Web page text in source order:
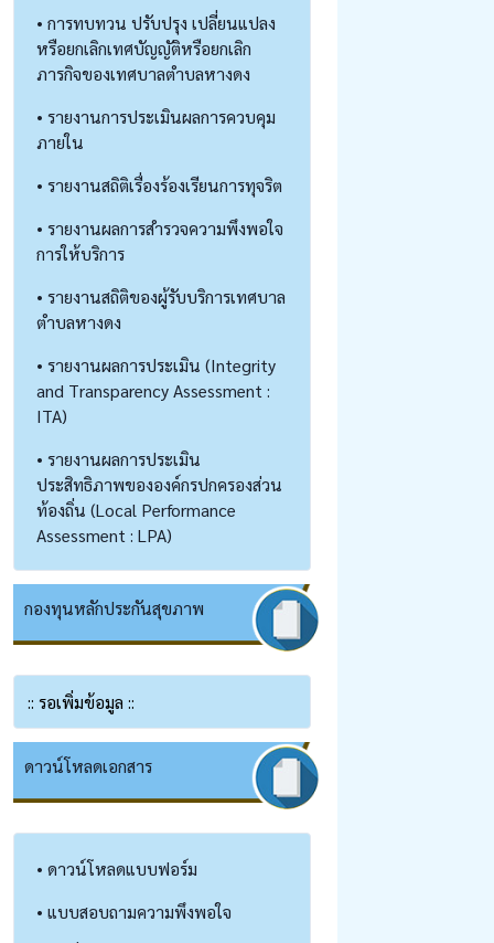
• การทบทวน ปรับปรุง เปลี่ยนแปลง
หรือยกเลิกเทศบัญญัติหรือยกเลิก
ภารกิจของเทศบาลตำบลหางดง
• รายงานการประเมินผลการควบคุม
ภายใน
• รายงานสถิติเรื่องร้องเรียนการทุจริต
• รายงานผลการสำรวจความพึงพอใจ
การให้บริการ
• รายงานสถิติของผู้รับบริการเทศบาล
ตำบลหางดง
• รายงานผลการประเมิน (Integrity
and Transparency Assessment :
ITA)
• รายงานผลการประเมิน
ประสิทธิภาพขององค์กรปกครองส่วน
ท้องถิ่น (Local Performance
Assessment : LPA)
กองทุนหลักประกันสุขภาพ
:: รอเพิ่มข้อมูล ::
ดาวน์โหลดเอกสาร
• ดาวน์โหลดแบบฟอร์ม
• แบบสอบถามความพึงพอใจ